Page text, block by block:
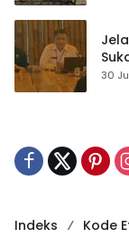
30
Indeks Kode